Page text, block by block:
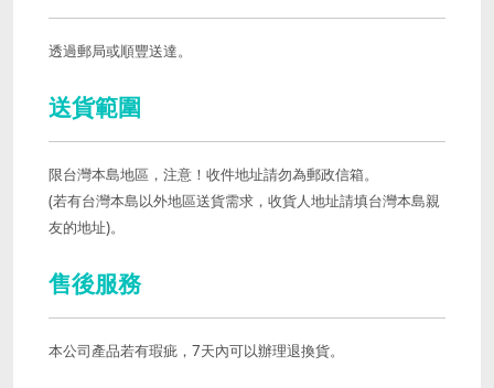
透過郵局或順豐送達。
送貨範圍
限台灣本島地區，注意！收件地址請勿為郵政信箱。
(若有台灣本島以外地區送貨需求，收貨人地址請填台灣本島親
友的地址)。
售後服務
本公司產品若有瑕疵，7天內可以辦理退換貨。